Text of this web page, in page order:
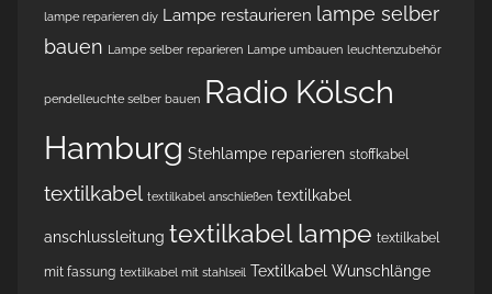
lampe reparieren diy Lampe restaurieren lampe selber
bauen Lampe selber reparieren Lampe umbauen leuchtenzubehör
pendelleuchte selber bauen Radio Kölsch
Hamburg Stehlampe reparieren stoffkabel
textilkabel textilkabel anschließen textilkabel
anschlussleitung textilkabel lampe textilkabel
mit fassung textilkabel mit stahlseil Textilkabel Wunschlänge